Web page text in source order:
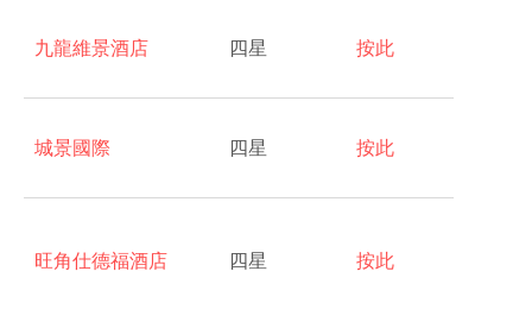
九龍維景酒店 四星 按此
城景國際 四星 按此
旺角仕德福酒店 四星 按此